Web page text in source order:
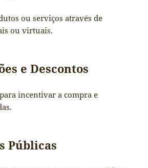
ou serviços através de
ou virtuais.
e Descontos
incentivar a compra e
Públicas